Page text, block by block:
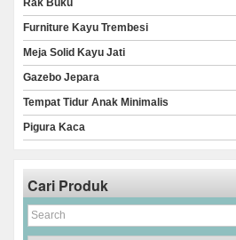
Rak Buku
Furniture Kayu Trembesi
Meja Solid Kayu Jati
Gazebo Jepara
Tempat Tidur Anak Minimalis
Pigura Kaca
Cari Produk